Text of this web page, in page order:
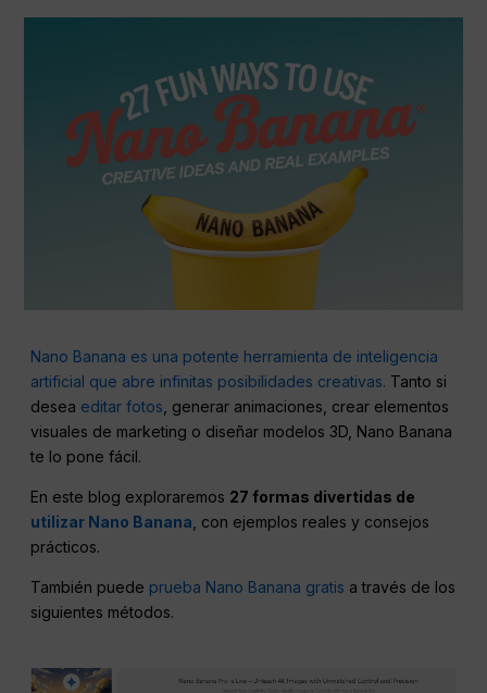
Nano Banana es una potente herramienta de inteligencia
artificial que abre infinitas posibilidades creativas. Tanto si
desea editar fotos , generar animaciones, crear elementos
visuales de marketing o diseñar modelos 3D, Nano Banana
te lo pone fácil.
En este blog exploraremos 27 formas divertidas de
utilizar Nano Banana , con ejemplos reales y consejos
prácticos.
También puede prueba Nano Banana gratis a través de los
siguientes métodos.